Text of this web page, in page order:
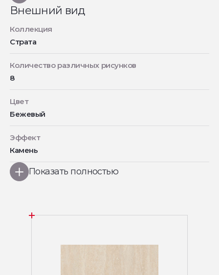
Внешний вид
Коллекция
Страта
Количество различных рисунков
8
Цвет
Бежевый
Эффект
Камень
Показать полностью